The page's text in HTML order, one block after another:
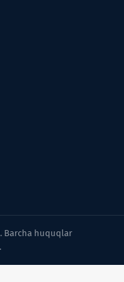
Barcha huquqlar